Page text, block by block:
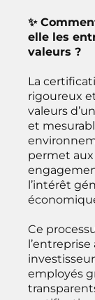
✨
elle les
valeurs ?
La
rigoureux
valeurs
et
permet
l’intérêt
Ce
employés